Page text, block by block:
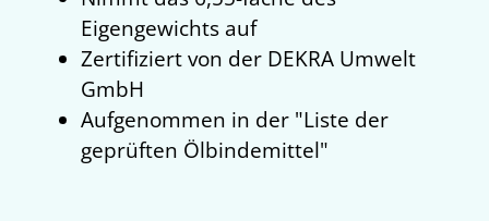
Eigengewichts auf
Zertifiziert von der DEKRA Umwelt
GmbH
Aufgenommen in der "Liste der
geprüften Ölbindemittel"